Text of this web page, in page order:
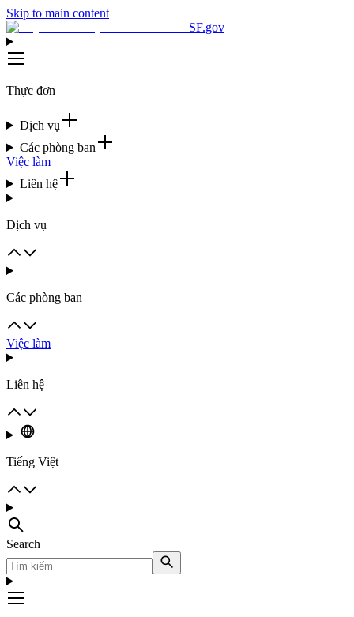
Skip to main content
SF.gov
Thực đơn
Dịch vụ
Các phòng ban
Việc làm
Liên hệ
Dịch vụ
Các phòng ban
Việc làm
Liên hệ
Tiếng Việt
Search